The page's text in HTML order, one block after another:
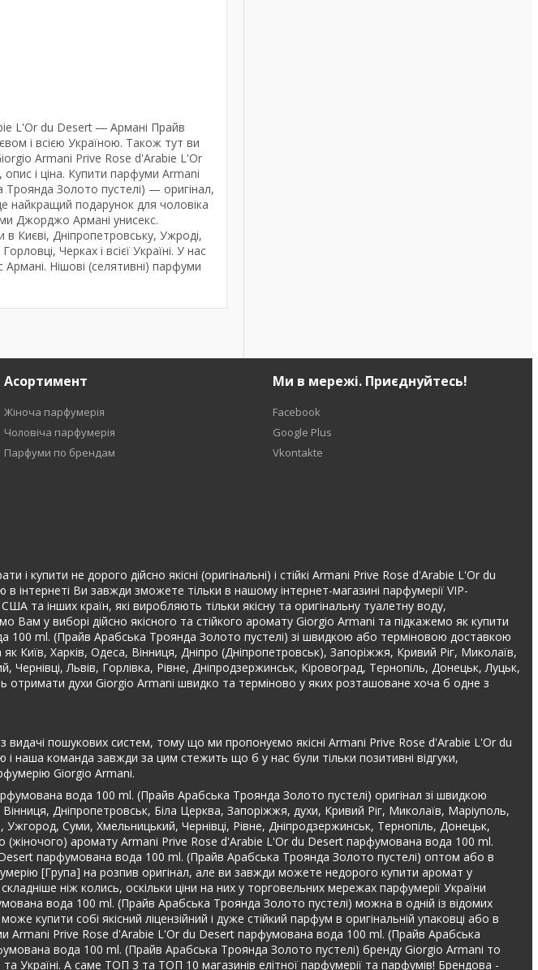
L'Or du Desert ― Армані Прайв
і всією Україною. Також тут ви
Armani Prive Rose d'Arabie L'Or
і ціна. Купити парфуми Armani
Золото пустелі) — оригінал,
найкращий подарунок для чоловіка
Джорджо Армані унисекс.
Києві, Дніпропетровську, Ужроді,
Черках і всієї Україні. У нас
Нішові (селятивні) парфуми
Асортимент
Жіноча парфумерія
Чоловіча парфумерія
Парфуми по брендам
Ми в мережі. Приєднуйтесь!
Facebook
Google Plus
Vkontakte
купити не дорого дійсно якісні (оригінальні) і стійкі Armani Prive Rose d'Arabie L'Or du
Ви завжди зможете тільки в нашому інтернет-магазині парфумерії VIP-
та інших країн, які виробляють тільки якісну та оригінальну туалетну воду,
у виборі дійсно якісного та стійкого аромату Giorgio Armani та підкажемо як купити
ml. (Прайв Арабська Троянда Золото пустелі) зі швидкою або терміновою доставкою
Харків, Одеса, Вінниця, Дніпро (Дніпропетровськ), Запоріжжя, Кривий Ріг, Миколаїв,
Львів, Горлівка, Рівне, Дніпродзержинськ, Кіровоград, Тернопіль, Донецьк, Луцьк,
отримати духи Giorgio Armani швидко та терміново у яких розташоване хоча б одне з
видачі пошукових систем, тому що ми пропонуємо якісні Armani Prive Rose d'Arabie L'Or du
команда завжди за цим стежить що б у нас були тільки позитивні відгуки,
Giorgio Armani.
вода 100 ml. (Прайв Арабська Троянда Золото пустелі) оригінал зі швидкою
Дніпропетровськ, Біла Церква, Запоріжжя, духи, Кривий Ріг, Миколаїв, Маріуполь,
Суми, Хмельницький, Чернівці, Рівне, Дніпродзержинськ, Тернопіль, Донецьк,
(жіночого) аромату Armani Prive Rose d'Arabie L'Or du Desert парфумована вода 100 ml.
парфумована вода 100 ml. (Прайв Арабська Троянда Золото пустелі) оптом або в
[Група] на розпив оригінал, але ви завжди можете недорого купити аромат у
ніж колись, оскільки ціни на них у торговельних мережах парфумерії України
вода 100 ml. (Прайв Арабська Троянда Золото пустелі) можна в одній із відомих
собі якісний ліцензійний і дуже стійкий парфум в оригінальній упаковці або в
Armani Prive Rose d'Arabie L'Or du Desert парфумована вода 100 ml. (Прайв Арабська
вода 100 ml. (Прайв Арабська Троянда Золото пустелі) бренду Giorgio Armani то
та Україні. А саме ТОП 3 та ТОП 10 магазинів елітної парфумерії та парфумів! Брендова -